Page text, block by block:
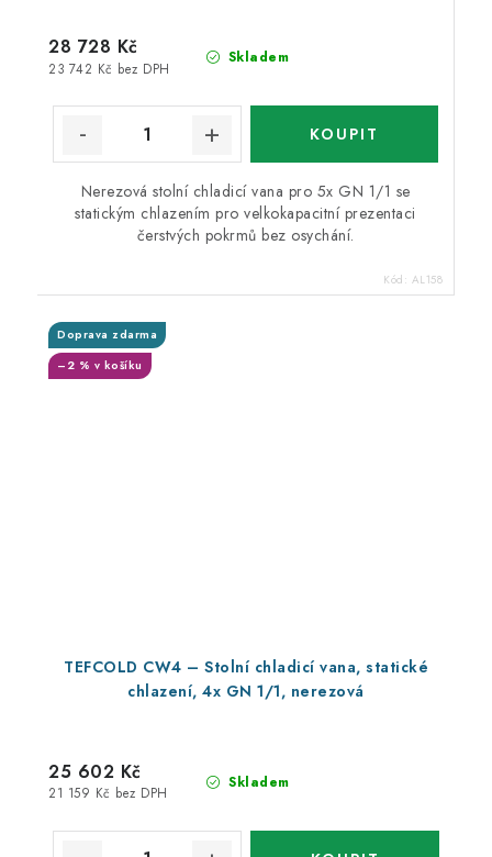
Skladem
23 742 Kč bez DPH
28 728 Kč
Nerezová stolní chladicí vana pro 5x GN 1/1 se
statickým chlazením pro velkokapacitní prezentaci
čerstvých pokrmů bez osychání.
Kód: AL158
TEFCOLD CW4 – Stolní chladicí vana, statické
chlazení, 4x GN 1/1, nerezová
Doprava zdarma
–2 % v košíku
Skladem
21 159 Kč bez DPH
25 602 Kč